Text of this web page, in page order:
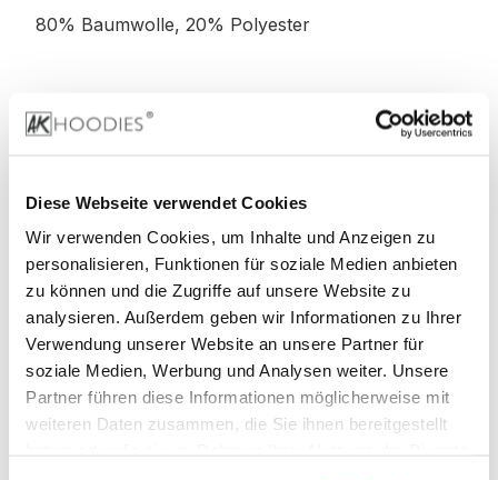
Diese Webseite verwendet Cookies
Wir verwenden Cookies, um Inhalte und Anzeigen zu
personalisieren, Funktionen für soziale Medien anbieten
zu können und die Zugriffe auf unsere Website zu
analysieren. Außerdem geben wir Informationen zu Ihrer
Verwendung unserer Website an unsere Partner für
soziale Medien, Werbung und Analysen weiter. Unsere
Partner führen diese Informationen möglicherweise mit
weiteren Daten zusammen, die Sie ihnen bereitgestellt
80% Baumwolle, 20% Polyester
Zertifizierungen:
faire Arbeitsbedingungen